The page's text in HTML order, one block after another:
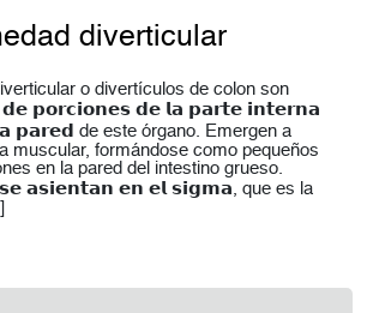
diverticular
o divertículos de colon son
𝗽𝗼𝗿𝗰𝗶𝗼𝗻𝗲𝘀 𝗱𝗲 𝗹𝗮 𝗽𝗮𝗿𝘁𝗲 𝗶𝗻𝘁𝗲𝗿𝗻𝗮
de este órgano. Emergen a
muscular, formándose como pequeños
en la pared del intestino grueso.
𝗮𝘀𝗶𝗲𝗻𝘁𝗮𝗻 𝗲𝗻 𝗲𝗹 𝘀𝗶𝗴𝗺𝗮, que es la